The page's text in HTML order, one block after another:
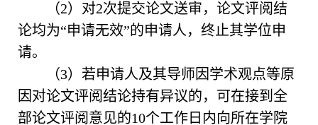
（2）对2次提交论文送审，论文评阅结
论均为“申请无效”的申请人，终止其学位申
请。
（3）若申请人及其导师因学术观点等原
因对论文评阅结论持有异议的，可在接到全
部论文评阅意见的10个工作日内向所在学院